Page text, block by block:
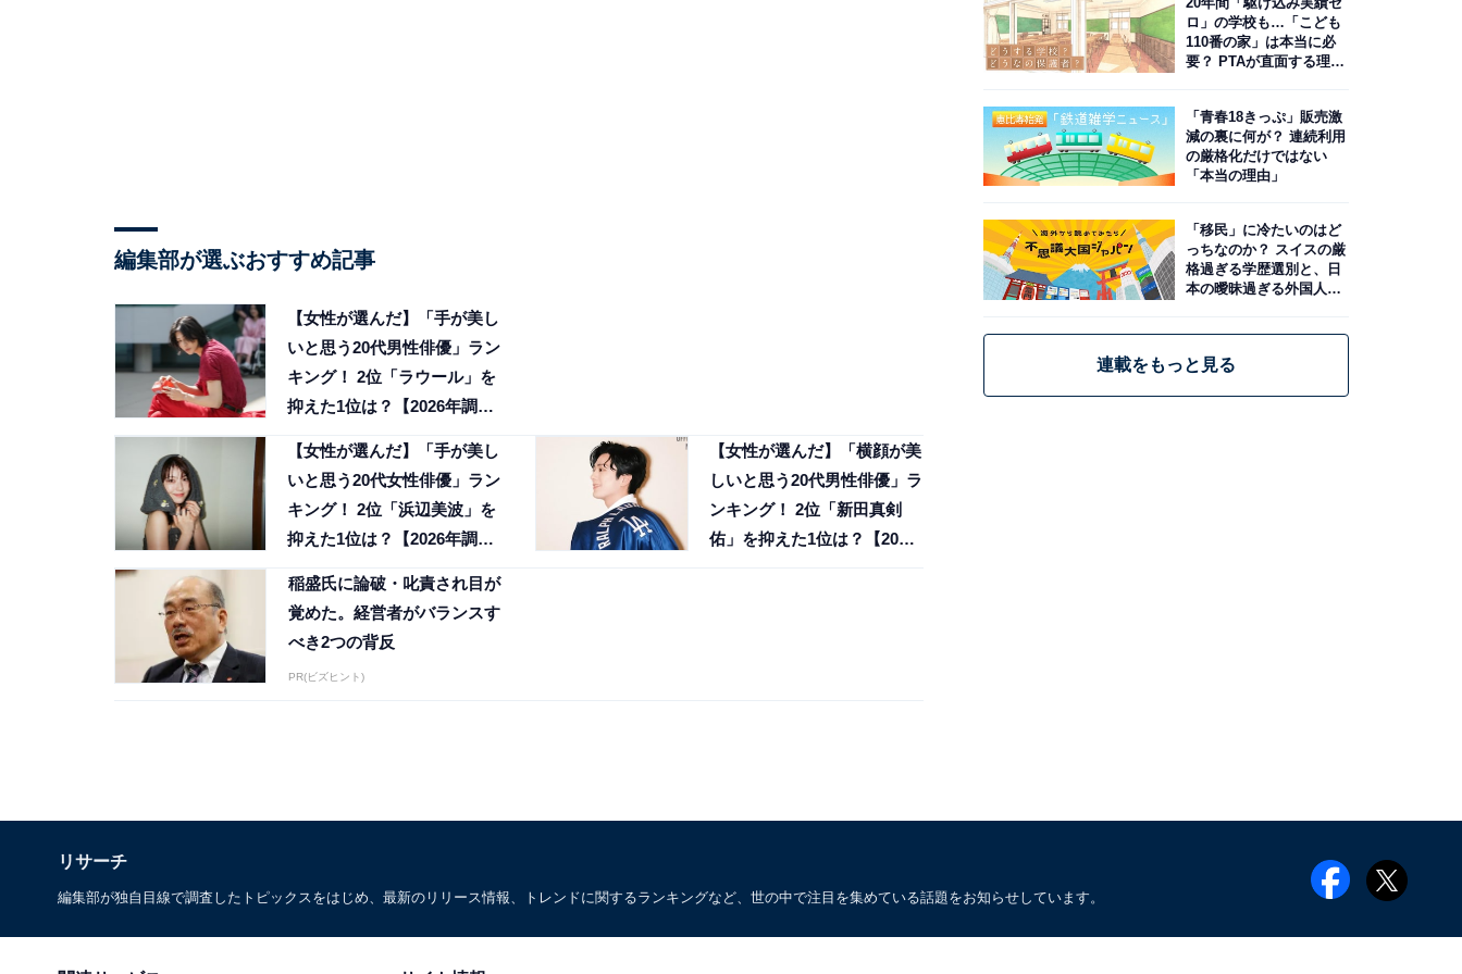
編集部が選ぶおすすめ記事
【女性が選んだ】「手が美し
いと思う20代男性俳優」ラン
キング！ 2位「ラウール」を
抑えた1位は？【2026年調
【女性が選んだ】「手が美し
いと思う20代女性俳優」ラン
キング！ 2位「浜辺美波」を
抑えた1位は？【2026年調
【女性が選んだ】「横顔が美
しいと思う20代男性俳優」ラ
ンキング！ 2位「新田真剣
佑」を抑えた1位は？【2026
稲盛氏に論破・叱責され目が
覚めた。経営者がバランスす
べき2つの背反
PR(ビズヒント)
ロ」の学校も…「こども
110番の家」は本当に必
要？ PTAが直面する理想
「青春18きっぷ」販売激
減の裏に何が？ 連続利用
の厳格化だけではない
「本当の理由」
「移民」に冷たいのはど
っちなのか？ スイスの厳
格過ぎる学歴選別と、日
本の曖昧過ぎる外国人政
連載をもっと見る
リサーチ
編集部が独自目線で調査したトピックスをはじめ、最新のリリース情報、トレンドに関するランキングなど、世の中で注目を集めている話題をお知らせしています。